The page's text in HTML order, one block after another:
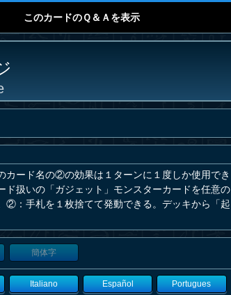
このカードのＱ＆Ａを表示
カード名の②の効果は１ターンに１度しか使用でき
扱いの「ガジェット」モンスターカードを任意の
②：手札を１枚捨てて発動できる。デッキから「起
簡体字
Italiano Español Portugues